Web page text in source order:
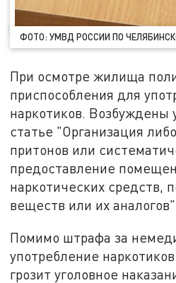
ФОТО: УМВД РОССИИ ПО
При осмотре жилища
приспособления для
наркотиков. Возбуждены
статье "Организация
притонов или
предоставление
наркотических средств,
веществ или их
Помимо штрафа за
употребление
грозит уголовное